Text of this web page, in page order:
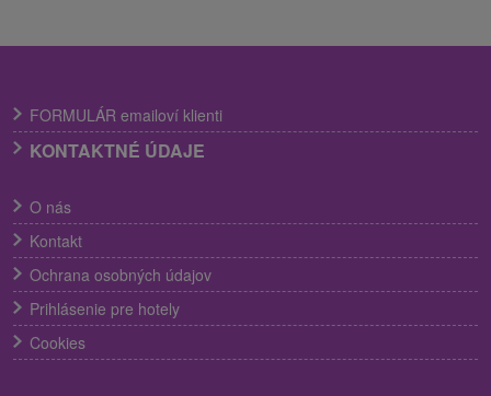
FORMULÁR emailoví klienti
KONTAKTNÉ ÚDAJE
O nás
Kontakt
Ochrana osobných údajov
Prihlásenie pre hotely
Cookies